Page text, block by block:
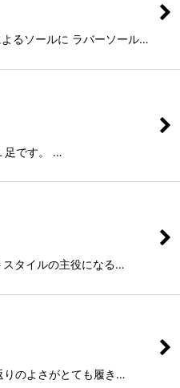
るソールに ラバーソール…
足です。 …
タイルの主役になる…
りのよさがとても履き…